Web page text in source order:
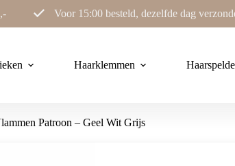
Voor 15:00 besteld, dezelfde dag
Haarklemmen
Patroon – Geel Wit Grijs